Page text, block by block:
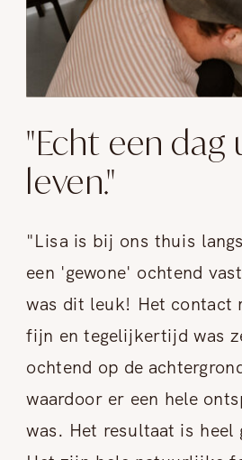
"Lisa is bij ons thuis
een 'gewone' ochtend
was dit leuk! Het contact
fijn en tegelijkertijd was
ochtend op de
waardoor er een hele
was. Het resultaat is heel
"Echt een dag
leven."